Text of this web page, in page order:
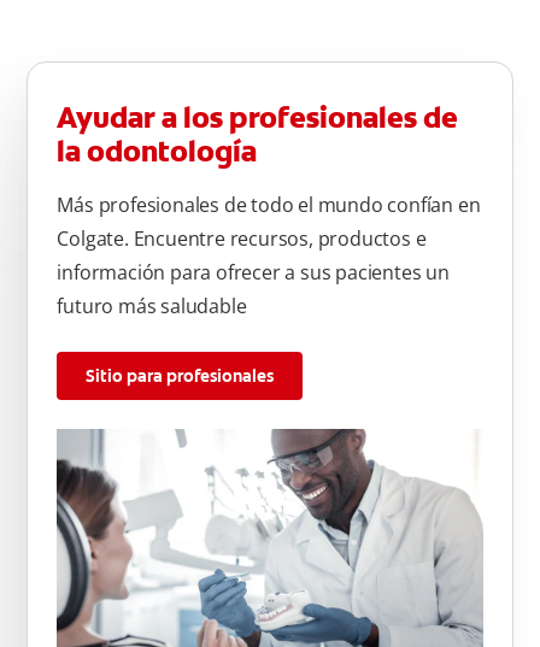
Ayudar a los profesionales de
la odontología
Más profesionales de todo el mundo confían en
Colgate. Encuentre recursos, productos e
información para ofrecer a sus pacientes un
futuro más saludable
Sitio para profesionales